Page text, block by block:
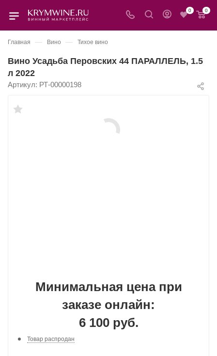
0 0
Главная — Вино — Тихое вино
Вино Усадьба Перовских 44 ПАРАЛЛЕЛЬ, 1.5
л 2022
Артикул: РТ-00000198
Минимальная цена при
заказе онлайн:
6 100 руб.
Товар распродан